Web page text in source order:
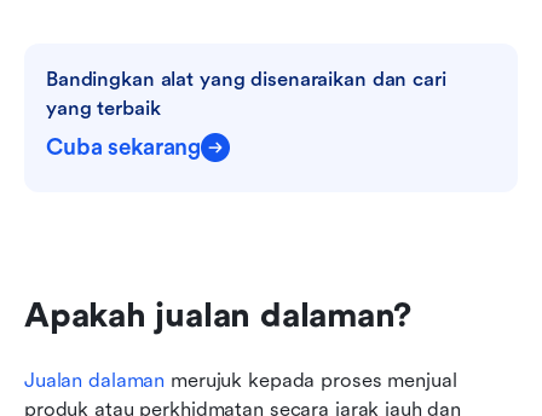
Bandingkan alat yang disenaraikan dan cari
yang terbaik
Cuba sekarang
Apakah jualan dalaman?
Jualan dalaman merujuk kepada proses menjual
produk atau perkhidmatan secara jarak jauh dan